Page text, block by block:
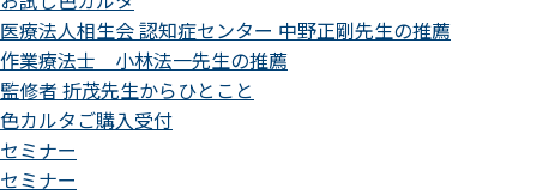
医療法人相生会 認知症センター 中野正剛先生の推薦
作業療法士 小林法一先生の推薦
監修者 折茂先生からひとこと
色カルタご購入受付
セミナー
セミナー